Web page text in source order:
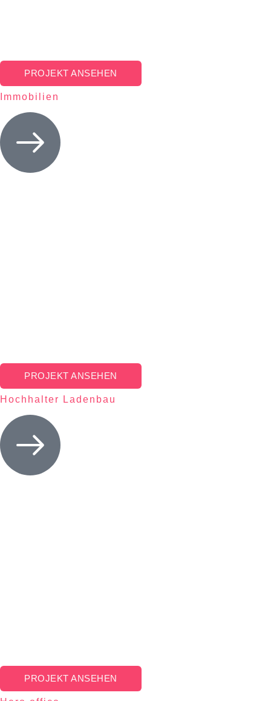
PROJEKT ANSEHEN
Immobilien
PROJEKT ANSEHEN
Hochhalter Ladenbau
PROJEKT ANSEHEN